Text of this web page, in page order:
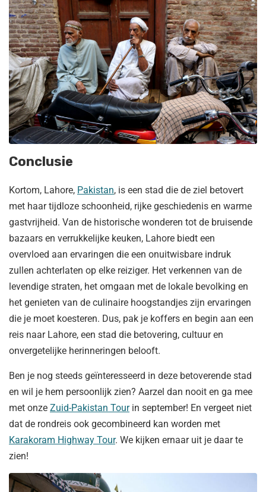
Conclusie
Kortom, Lahore, Pakistan, is een stad die de ziel betovert
met haar tijdloze schoonheid, rijke geschiedenis en warme
gastvrijheid. Van de historische wonderen tot de bruisende
bazaars en verrukkelijke keuken, Lahore biedt een
overvloed aan ervaringen die een onuitwisbare indruk
zullen achterlaten op elke reiziger. Het verkennen van de
levendige straten, het omgaan met de lokale bevolking en
het genieten van de culinaire hoogstandjes zijn ervaringen
die je moet koesteren. Dus, pak je koffers en begin aan een
reis naar Lahore, een stad die betovering, cultuur en
onvergetelijke herinneringen belooft.
Ben je nog steeds geïnteresseerd in deze betoverende stad
en wil je hem persoonlijk zien? Aarzel dan nooit en ga mee
met onze Zuid-Pakistan Tourin september! En vergeet niet
dat de rondreis ook gecombineerd kan worden met
Karakoram Highway Tour. We kijken ernaar uit je daar te
zien!